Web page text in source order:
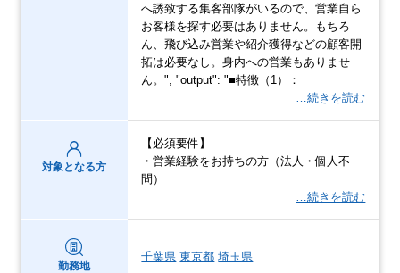
へ誘致する集客部隊がいるので、営業自ら
お客様を探す必要はありません。もちろ
ん、飛び込み営業や紹介獲得などの顧客開
拓は必要なし。身内への営業もありませ
ん。", "output": "■特徴（1）：
…続きを読む
対象となる方
【必須要件】
・営業経験をお持ちの方（法人・個人不
問）
…続きを読む
勤務地
千葉県 東京都 埼玉県